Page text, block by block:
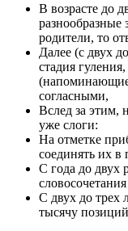
В возрасте до
разнообразные
родители, то
Далее (с двух
стадия
согласными,
Вслед за этим,
уже слоги:
На отметке
соединять их в
С года до двух
С двух до трех
тысячу